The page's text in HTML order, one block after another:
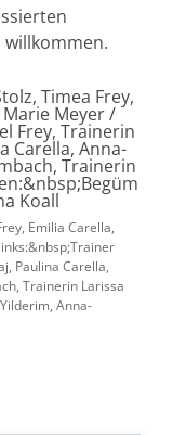
willkommen.
Emilia Carella,
Paulina Carella,
Trainerin Larissa
Anna-